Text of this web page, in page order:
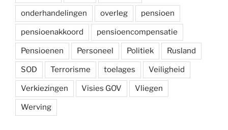
onderhandelingen overleg pensioen
pensioenakkoord pensioencompensatie
Pensioenen Personeel Politiek Rusland
SOD Terrorisme toelages Veiligheid
Verkiezingen Visies GOV Vliegen
Werving